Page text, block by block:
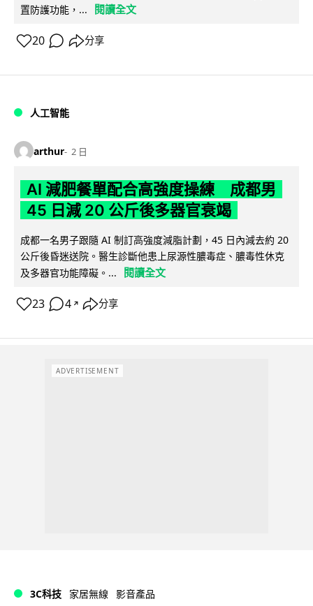
置防護功能，...
閱讀全文
20 分享
人工智能
arthur 2 日
AI 減肥餐單配合高強度操練 成都男
45 日減 20 公斤後多器官衰竭
成都一名男子跟隨 AI 制訂高強度減脂計劃，45 日內減去約 20
公斤後昏迷送院。醫生診斷他患上尿源性膿毒症、膿毒性休克
及多器官功能障礙。...
閱讀全文
23 4 ↗ 分享
ADVERTISEMENT
3C科技 家居無線 影音產品